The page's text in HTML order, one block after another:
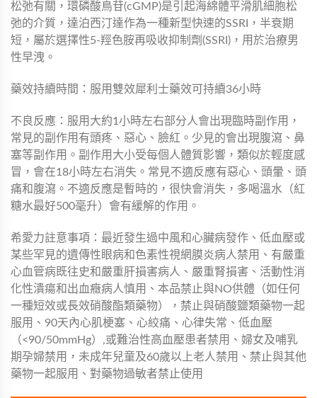
松弛有關，環磷酸鳥苷(cGMP)是引起海綿體平滑肌細胞松
弛的介質，達泊西汀達作為一種新型快速的SSRI，半衰期
短，屬於選擇性5-羥色胺再吸收抑制劑(SSRI)，用於治療男
性早洩。
藥效持續時間：服用雙效犀利士藥效可持續36小時
不良反應：服用大約1小時左右部分人會出現臨時副作用，
常見的副作用有頭疼、惡心、臉紅。少見的會出現腹瀉、鼻
塞等副作用。副作用大小受每個人體質影響，類似於輕度感
冒，會在18小時左右消失。常見不適反應有惡心、頭暈、頭
痛和腹瀉。不適反應是暫時的，很快會消失，多喝溫水（紅
糖水最好500毫升）會有緩解的作用。
希愛力註意事項：最近發生過中風和心臟病發作、低血壓或
某些罕見的遺傳性眼病和色素性視網膜炎病人禁用、有嚴重
心血管病既往史和嚴重肝損害病人、嚴重腎損害、活動性消
化性潰瘍和出血癥病人慎用、本品禁止與NO供體（如任何
一種短效或長效硝酸酯類藥物），禁止與硝酸鹽類藥物一起
服用、90天內心肌梗塞、心絞痛、心律失常、低血壓
（<90/50mmHg）,或難治性高血壓患者禁用、婦女及哺乳
期孕婦禁用，未成年兒童及60歲以上老人禁用、禁止與其他
藥物一起服用、對藥物過敏者禁止使用